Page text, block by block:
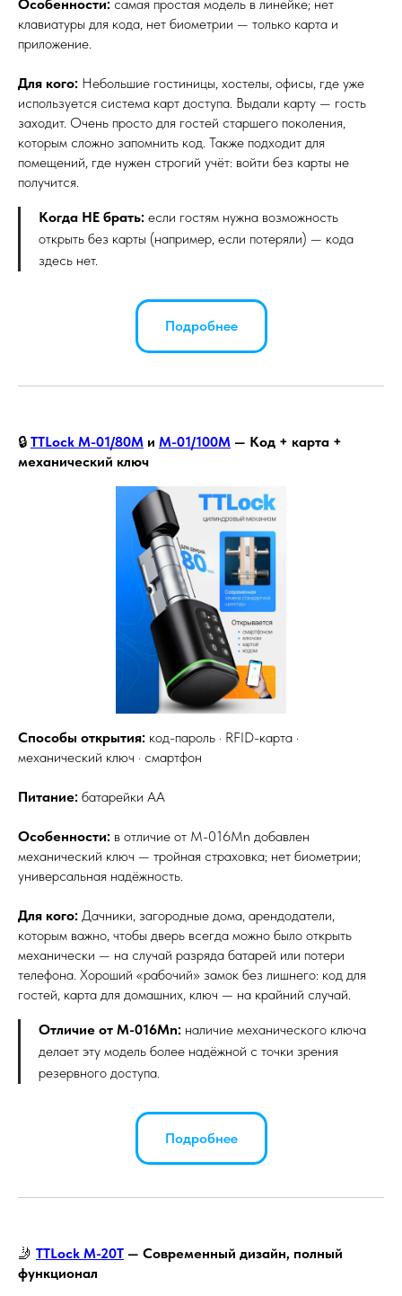
Особенности: самая простая модель в линейке; нет
клавиатуры для кода, нет биометрии — только карта и
приложение.
Для кого: Небольшие гостиницы, хостелы, офисы, где уже
используется система карт доступа. Выдали карту — гость
заходит. Очень просто для гостей старшего поколения,
которым сложно запомнить код. Также подходит для
помещений, где нужен строгий учёт: войти без карты не
получится.
Когда НЕ брать: если гостям нужна возможность
открыть без карты (например, если потеряли) — кода
здесь нет.
Подробнее
🔒 TTLock M-01/80M и M-01/100M — Код + карта +
механический ключ
Способы открытия: код-пароль · RFID-карта ·
механический ключ · смартфон
Питание: батарейки АА
Особенности: в отличие от M-016Mn добавлен
механический ключ — тройная страховка; нет биометрии;
универсальная надёжность.
Для кого: Дачники, загородные дома, арендодатели,
которым важно, чтобы дверь всегда можно было открыть
механически — на случай разряда батарей или потери
телефона. Хороший «рабочий» замок без лишнего: код для
гостей, карта для домашних, ключ — на крайний случай.
Отличие от M-016Mn: наличие механического ключа
делает эту модель более надёжной с точки зрения
резервного доступа.
Подробнее
🤳 TTLock M-20T — Современный дизайн, полный
функционал